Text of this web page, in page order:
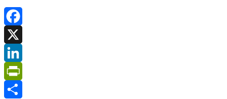
Facebook
X
LinkedIn
PrintFriendly